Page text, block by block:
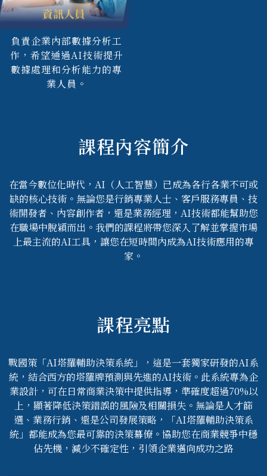
資訊人員
負責企業內部數據分析工
作，希望通過AI技術提升
數據處理和分析能力的專
業人員。
課程內容簡介
在當今數位化時代，AI（人工智慧）已成為各行各業不可或
缺的核心技術。無論您是行銷專業人士、客戶服務專員、技
術開發者、內容創作者，還是業務經理，AI技術都能幫助您
在職場中脫穎而出。我們的課程將帶您深入了解並掌握市場
上最主流的AI工具，讓您在短時間內成為AI技術應用的專
家。
課程亮點
戰國策「AI塔羅輔助決策系統」，這是一套獨家研發的AI系
統，結合西方的塔羅牌預測與先進的AI技術。此系統專為企
業設計，可在日常商業決策中提供指導，準確度超過70%以
上，顯著降低決策錯誤的風險及相關損失。無論是人才篩
選、業務行銷、還是公司發展策略，「AI塔羅輔助決策系
統」都能成為您最可靠的決策幕僚。協助您在商業競爭中穩
佔先機，減少不確定性，引領企業邁向成功之路